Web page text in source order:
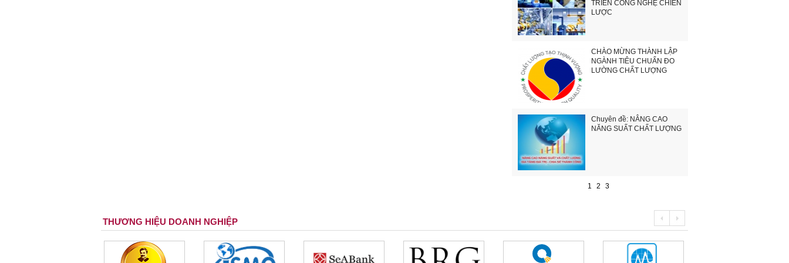
TRIỂN CÔNG NGHỆ CHIẾN
LƯỢC
CHÀO MỪNG THÀNH LẬP
NGÀNH TIÊU CHUẨN ĐO
LƯỜNG CHẤT LƯỢNG
Chuyên đề: NÂNG CAO
NĂNG SUẤT CHẤT LƯỢNG
1 2 3
THƯƠNG HIỆU DOANH NGHIỆP